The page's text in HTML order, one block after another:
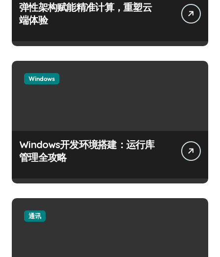
弹性架构赋能精准计算，重塑云
端体验
Windows
Windows开发环境搭建：运行库
管理全攻略
通讯